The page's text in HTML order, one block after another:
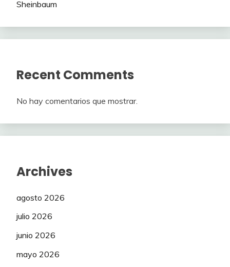
Sheinbaum
Recent Comments
No hay comentarios que mostrar.
Archives
agosto 2026
julio 2026
junio 2026
mayo 2026